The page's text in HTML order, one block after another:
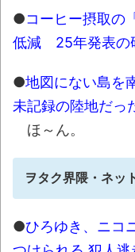
●コーヒー摂取の
低減 25年発表の
●地図にない島を
未記録の陸地だっ
ほ～ん。
ヲタク界隈・ネッ
●ひろゆき、ニコ